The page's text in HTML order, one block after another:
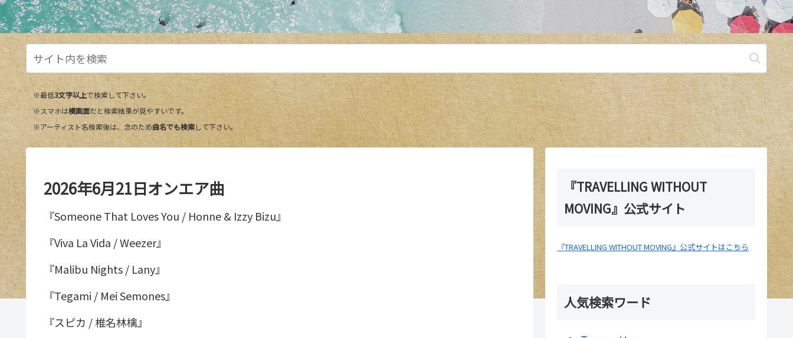
※最低3文字以上で検索して下さい。
※スマホは横画面だと検索結果が見やすいです。
※アーティスト名検索後は、念のため曲名でも検索して下さい。
2026年6月21日オンエア曲
『Someone That Loves You / Honne & Izzy Bizu』
『Viva La Vida / Weezer』
『Malibu Nights / Lany』
『Tegami / Mei Semones』
『スピカ / 椎名林檎』
『TRAVELLING WITHOUT
MOVING』公式サイト
『TRAVELLING WITHOUT MOVING』公式サイトはこちら
人気検索ワード